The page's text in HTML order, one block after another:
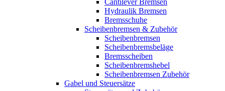
Cantilever Bremsen
Hydraulik Bremsen
Bremsschuhe
Scheibenbremsen & Zubehör
Scheibenbremsen
Scheibenbremsbeläge
Bremsscheiben
Scheibenbremshebel
Scheibenbremsen Zubehör
Gabel und Steuersätze